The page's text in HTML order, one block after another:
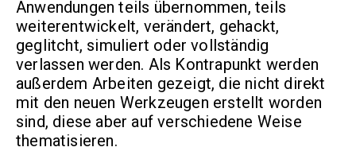
Anwendungen teils übernommen, teils
weiterentwickelt, verändert, gehackt,
geglitcht, simuliert oder vollständig
verlassen werden. Als Kontrapunkt werden
außerdem Arbeiten gezeigt, die nicht direkt
mit den neuen Werkzeugen erstellt worden
sind, diese aber auf verschiedene Weise
thematisieren.